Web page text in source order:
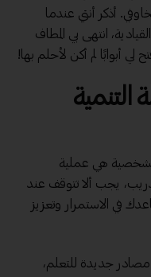
أذكر أنني عندما
انتهى بي المطاف
أبوابًا لم أكن لأحلم بها!
التنمية
الشخصية هي عملية
يجب ألا تتوقف عند
في الاستمرار وتعزيز
جديدة للتعلم،